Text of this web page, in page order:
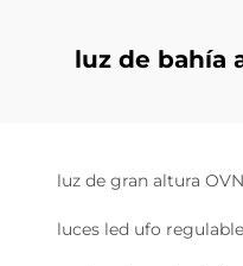
luz de bahía
luz de gran altura
luces led ufo